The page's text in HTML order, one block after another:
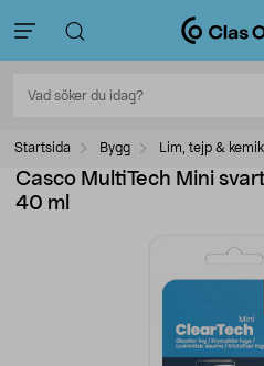
Startsida Bygg Lim, tejp &
Casco MultiTech Mini
40 ml